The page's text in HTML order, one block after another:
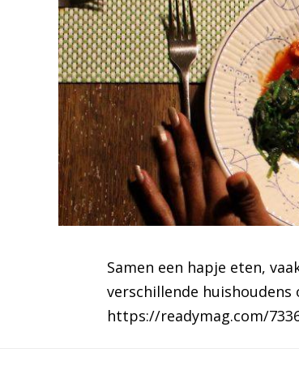
Samen een hapje eten,
verschillende
https://readymag.com/